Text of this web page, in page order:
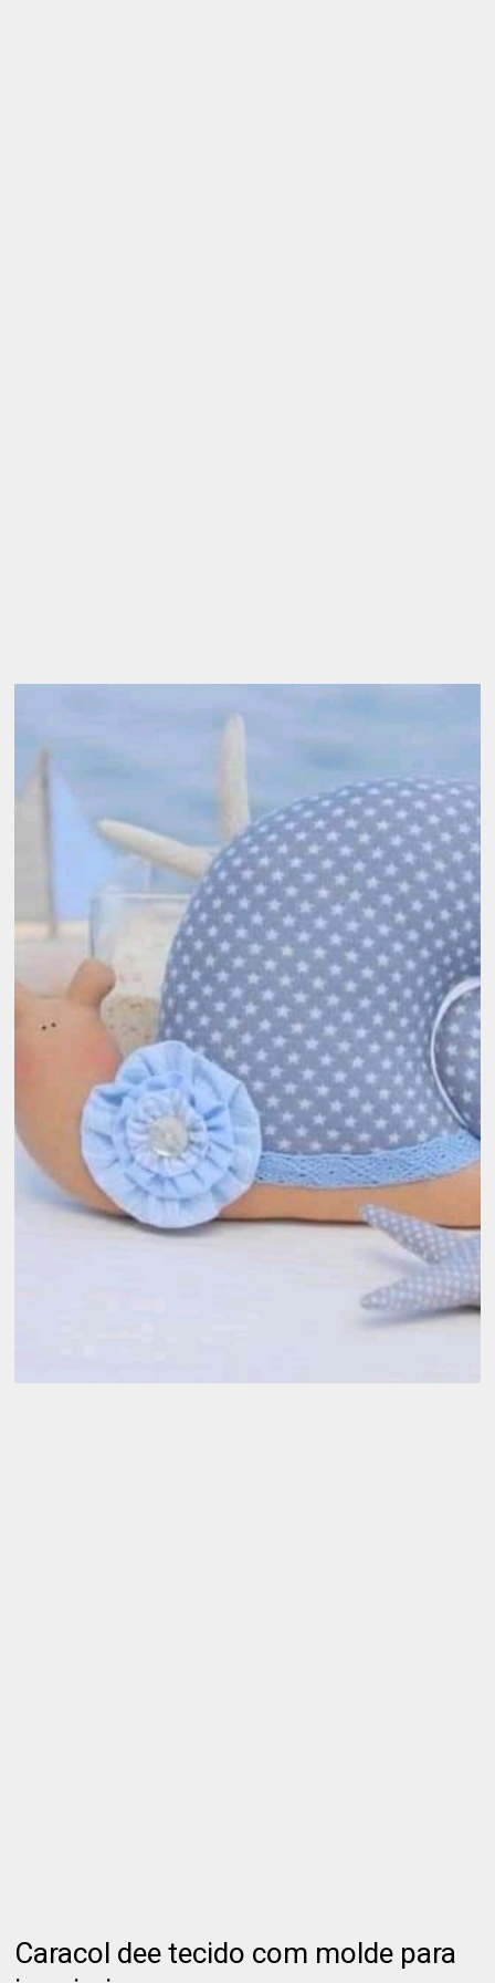
Caracol dee tecido com molde para